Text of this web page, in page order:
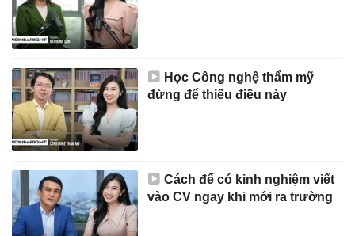
Học Công nghệ thẩm mỹ
đừng để thiếu điều này
Cách để có kinh nghiệm viết
vào CV ngay khi mới ra trường